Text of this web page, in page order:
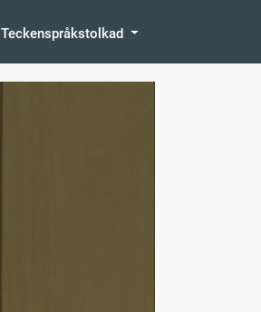
Teckenspråkstolkad